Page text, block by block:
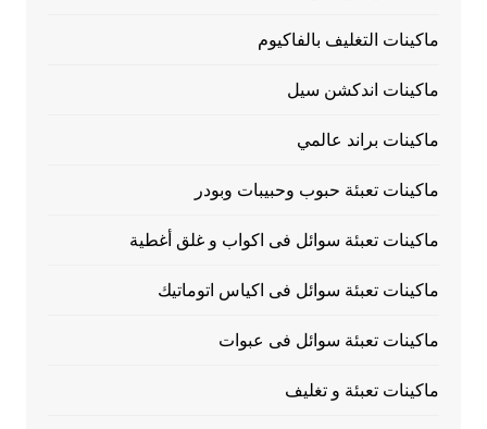
ماكينات التغليف بالفاكيوم
ماكينات اندكشن سيل
ماكينات براند عالمي
ماكينات تعبئة حبوب وحبيبات وبودر
ماكينات تعبئة سوائل فى اكواب و غلق أغطية
ماكينات تعبئة سوائل فى اكياس اتوماتيك
ماكينات تعبئة سوائل فى عبوات
ماكينات تعبئة و تغليف